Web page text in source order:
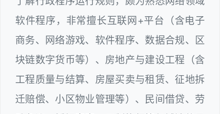
软件程序，非常擅长互联网+平台（含电子
商务、网络游戏、软件程序、数据合规、区
块链数字货币等）、房地产与建设工程（含
工程质量与结算、房屋买卖与租赁、征地拆
迁赔偿、小区物业管理等）、民间借贷、劳